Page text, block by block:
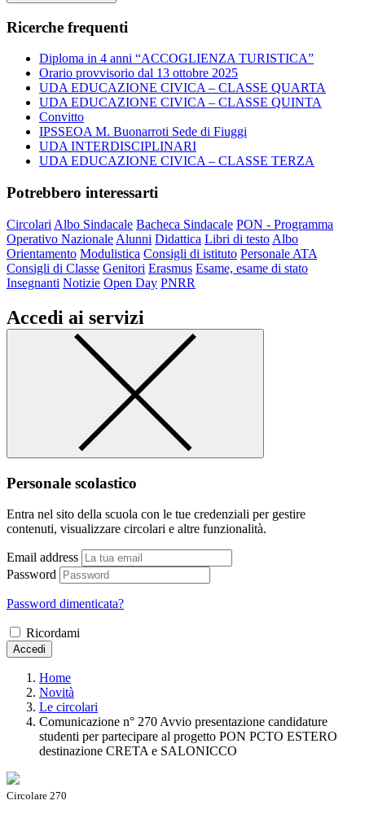
Ricerche frequenti
Diploma in 4 anni “ACCOGLIENZA TURISTICA”
Orario provvisorio dal 13 ottobre 2025
UDA EDUCAZIONE CIVICA – CLASSE QUARTA
UDA EDUCAZIONE CIVICA – CLASSE QUINTA
Convitto
IPSSEOA M. Buonarroti Sede di Fiuggi
UDA INTERDISCIPLINARI
UDA EDUCAZIONE CIVICA – CLASSE TERZA
Potrebbero interessarti
Circolari Albo Sindacale Bacheca Sindacale PON - Programma
Operativo Nazionale Alunni Didattica Libri di testo Albo
Orientamento Modulistica Consigli di istituto Personale ATA
Consigli di Classe Genitori Erasmus Esame, esame di stato
Insegnanti Notizie Open Day PNRR
Accedi ai servizi
Personale scolastico
Entra nel sito della scuola con le tue credenziali per gestire
contenuti, visualizzare circolari e altre funzionalità.
Email address
Password
Password dimenticata?
Ricordami
Accedi
Home
Novità
Le circolari
Comunicazione n° 270 Avvio presentazione candidature
studenti per partecipare al progetto PON PCTO ESTERO
destinazione CRETA e SALONICCO
Circolare 270